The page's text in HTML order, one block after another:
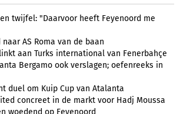
twijfel: "Daarvoor heeft Feyenoord me
AS Roma van de baan
aan Turks international van Fenerbahçe
Bergamo ook verslagen; oefenreeks in
duel om Kuip Cup van Atalanta
concreet in de markt voor Hadj Moussa
woedend op Feyenoord